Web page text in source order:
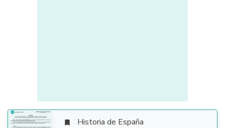
 Historia de España